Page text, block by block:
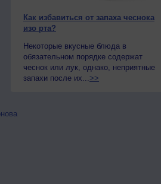
Как избавиться от запаха чеснока
изо рта?
Некоторые вкусные блюда в
обязательном порядке содержат
чеснок или лук, однако, неприятные
запахи после их... >>